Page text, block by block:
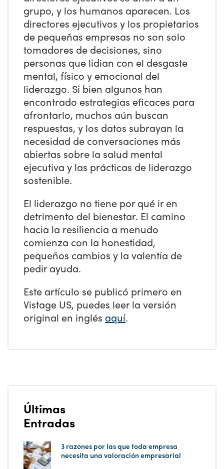
grupo, y los humanos aparecen. Los
directores ejecutivos y los propietarios
de pequeñas empresas no son solo
tomadores de decisiones, sino
personas que lidian con el desgaste
mental, físico y emocional del
liderazgo. Si bien algunos han
encontrado estrategias eficaces para
afrontarlo, muchos aún buscan
respuestas, y los datos subrayan la
necesidad de conversaciones más
abiertas sobre la salud mental
ejecutiva y las prácticas de liderazgo
sostenible.
El liderazgo no tiene por qué ir en
detrimento del bienestar. El camino
hacia la resiliencia a menudo
comienza con la honestidad,
pequeños cambios y la valentía de
pedir ayuda.
Este artículo se publicó primero en
Vistage US, puedes leer la versión
original en inglés aquí.
Últimas
Entradas
3 razones por las que toda empresa
necesita una valoración empresarial